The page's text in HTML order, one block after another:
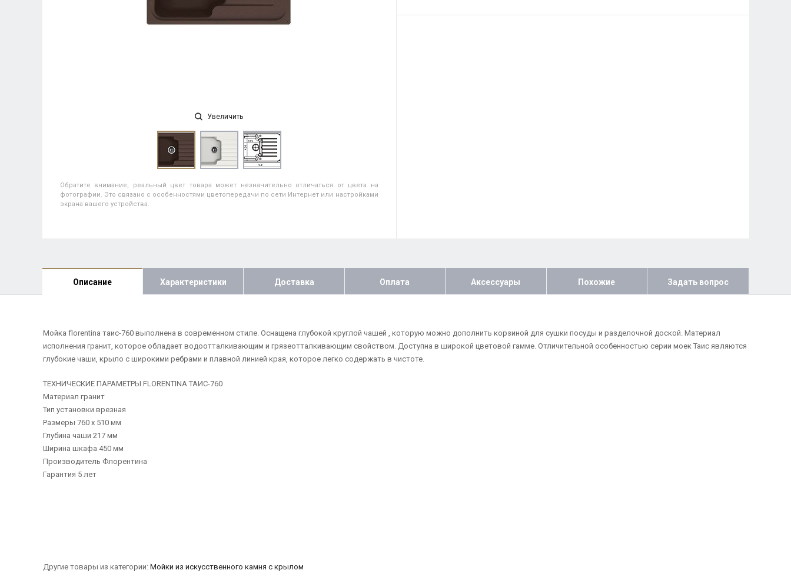
Увеличить
Обратите внимание, реальный цвет товара может незначительно отличаться от цвета на
фотографии. Это связано с особенностями цветопередачи по сети Интернет или настройками
экрана вашего устройства.
Описание Характеристики Доставка Оплата Аксессуары Похожие Задать вопрос
Мойка florentina таис-760 выполнена в современном стиле. Оснащена глубокой круглой чашей , которую можно дополнить корзиной для сушки посуды и разделочной доской. Материал
исполнения гранит, которое обладает водоотталкивающим и грязеотталкивающим свойством. Доступна в широкой цветовой гамме. Отличительной особенностью серии моек Таис являются
глубокие чаши, крыло с широкими ребрами и плавной линией края, которое легко содержать в чистоте.
ТЕХНИЧЕСКИЕ ПАРАМЕТРЫ FLORENTINA ТАИС-760
Материал гранит
Тип установки врезная
Размеры 760 х 510 мм
Глубина чаши 217 мм
Ширина шкафа 450 мм
Производитель Флорентина
Гарантия 5 лет
Другие товары из категории: Мойки из искусственного камня с крылом